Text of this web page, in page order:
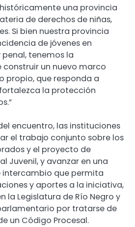
una provincia
de derechos de niñas,
Si bien nuestra provincia
de jóvenes en
tenemos la
un nuevo marco
propio, que responda a
la protección
encuentro, las instituciones
el trabajo conjunto sobre los
y el proyecto de
Juvenil, y avanzar en una
intercambio que permita
y aportes a la iniciativa,
la Legislatura de Río Negro y
por tratarse de
un Código Procesal.